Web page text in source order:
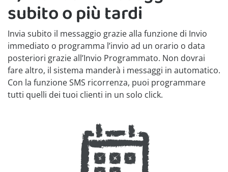
subito o più tardi
Invia subito il messaggio grazie alla funzione di Invio
immediato o programma l’invio ad un orario o data
posteriori grazie all’Invio Programmato. Non dovrai
fare altro, il sistema manderà i messaggi in automatico.
Con la funzione SMS ricorrenza, puoi programmare
tutti quelli dei tuoi clienti in un solo click.